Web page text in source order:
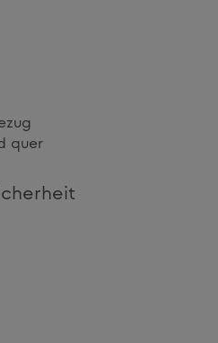
quer